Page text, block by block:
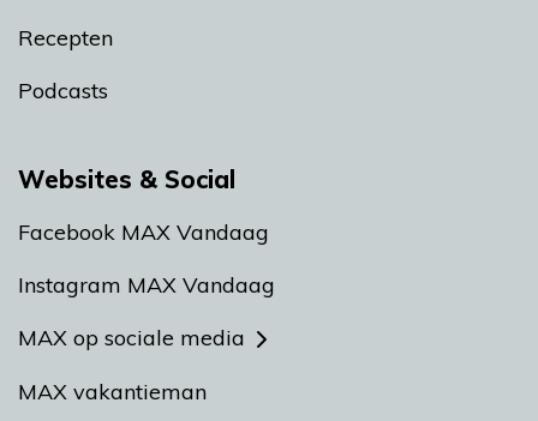
Recepten
Podcasts
Websites & Social
Facebook MAX Vandaag
Instagram MAX Vandaag
MAX op sociale media
MAX vakantieman